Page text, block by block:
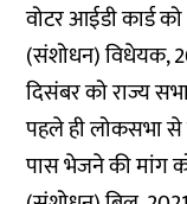
वोटर आईडी कार्ड
(संशोधन) विधेयक,
दिसंबर को राज्य
पहले ही लोकसभा
पास भेजने की मांग